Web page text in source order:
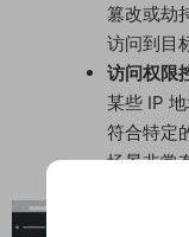
篡改或劫
访问到目
访问权限
某些 IP
符合特定
场景非常